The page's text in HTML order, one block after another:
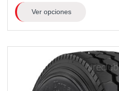
Ver opciones